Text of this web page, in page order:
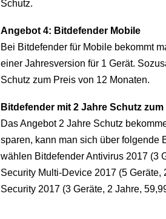
Schutz.
Angebot 4: Bitdefender Mobile
Bei Bitdefender für Mobile bekommt
einer Jahresversion für 1 Gerät.
Schutz zum Preis von 12 Monaten.
Bitdefender mit 2 Jahre Schutz
Das Angebot 2 Jahre Schutz
sparen, kann man sich über folgende
wählen Bitdefender Antivirus 2017 (3
Security Multi-Device 2017 (5
Security 2017 (3 Geräte, 2 Jahre,